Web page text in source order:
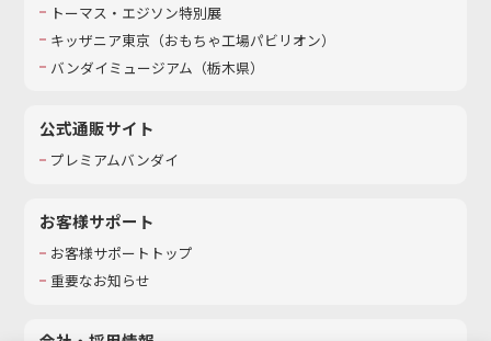
トーマス・エジソン特別展
キッザニア東京（おもちゃ工場パビリオン）​
バンダイミュージアム（栃木県）
公式通販サイト
プレミアムバンダイ
お客様サポート
お客様サポートトップ
重要なお知らせ